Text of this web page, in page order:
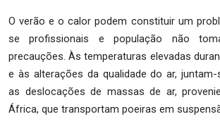
O verão e o calor podem constituir um
se profissionais e população não
precauções. Às temperaturas elevadas
e às alterações da qualidade do ar,
as deslocações de massas de ar,
África, que transportam poeiras em